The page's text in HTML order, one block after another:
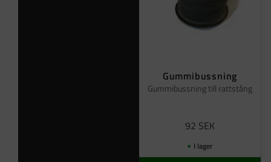
Gummibussning
Gummibussning till rattstång
92 SEK
I lager